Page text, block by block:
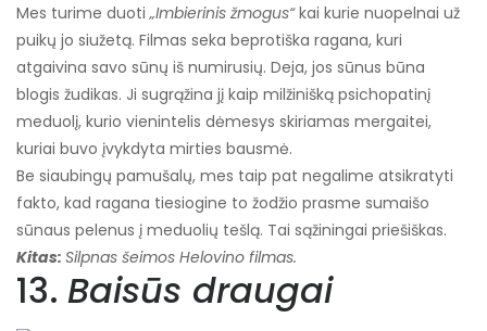
Mes turime duoti„Imbierinis žmogus“kai kurie nuopelnai už
puikų jo siužetą. Filmas seka beprotiška ragana, kuri
atgaivina savo sūnų iš numirusių. Deja, jos sūnus būna
blogis žudikas. Ji sugrąžina jį kaip milžinišką psichopatinį
meduolį, kurio vienintelis dėmesys skiriamas mergaitei,
kuriai buvo įvykdyta mirties bausmė.
Be siaubingų pamušalų, mes taip pat negalime atsikratyti
fakto, kad ragana tiesiogine to žodžio prasme sumaišo
sūnaus pelenus į meduolių tešlą. Tai sąžiningai priešiškas.
Kitas: Silpnas šeimos Helovino filmas.
13. Baisūs draugai